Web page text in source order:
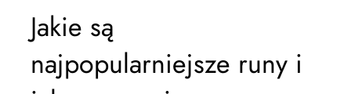
Jakie są
najpopularniejsze runy i